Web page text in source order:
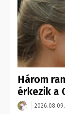
Három
érkezik a
2026.08.09.